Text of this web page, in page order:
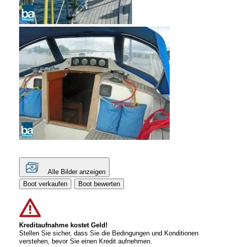
Alle Bilder anzeigen
Boot verkaufen
Boot bewerten
Kreditaufnahme kostet Geld!
Stellen Sie sicher, dass Sie die Bedingungen und Konditionen
verstehen, bevor Sie einen Kredit aufnehmen.